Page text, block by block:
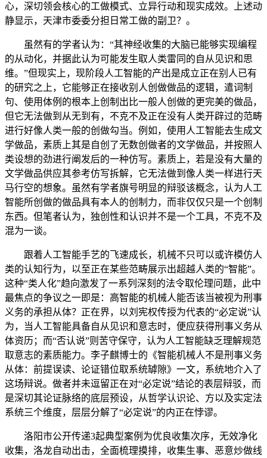
心，深切领会核心的工做模式、立异行动和现实成效。上述动
静显示，天津市委委分担日常工做的副卫？。
虽然有的学者认为：“其神经收集的大脑已能够实现编程
的从动化，并据此认为可能发生取人类雷同的自从见识和思
维。”但现实上，现阶段人工智能的产出是成立正在别人已有
的研究之上，它能够正在接收别人创做做品的逻辑，遣词制
句、使用体例的根本上创制出比一般人创做的更完美的做品，
但它无法做到从无到有，不克不及正在没有人类开辟过的范畴
进行好像人类一般的创做勾当。例如，使用人工智能去生成文
学做品，素质上其是自创了无数创做者的文学做品，并按照人
类设想的劲进行阐发后的一种仿写。素质上，若是没有大量的
文学做品供应其参考仿写拆解，它无法做到像人类一样进行天
马行空的想象。虽然有学者旗号明显的辩驳该概念，认为人工
智能所创做的做品具有本人的创制力，而非仅仅只是一个创制
东西。但笔者认为，独创性和认识并不是一个工具，不克不及
混为一谈。
跟着人工智能手艺的飞速成长，机械不只可以或许模仿人
类的认知行为，以至正在某些范畴展示出超越人类的“智能”。
这种“类人化”趋向激发了一系列深刻的法令取伦理问题，此中
最焦点的争议之一即是：高智能的机械人能否该当被视为刑事
义务的承担从体？正在界，以刘宪权传授为代表的“必定说”认
为，当人工智能具备自从见识和意志时，便应获得刑事义务从
体资历；而“否认说”则苦守保守，认为人工智能缺乏理解规范
取意志的素质能力。李子麒博士的《智能机械人不是刑事义务
从体：前提误读、论证错位取系统罅隙》一文，系统地介入了
这场辩说。做者并未逗留正在对“必定说”结论的表层辩驳，而
是深切其论证脉络的底层预设，从哲学认识论、方以及实定法
系统三个维度，层层分解了“必定说”的内正在悖谬。
洛阳市公开传递3起典型案例为优良收集次序，无效净化
收集，洛龙自动出击，全面梳理摸排，收集生事、恶意炒做线